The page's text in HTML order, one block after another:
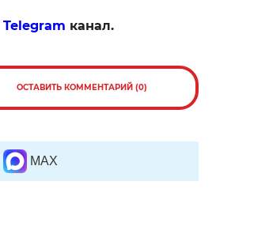
Telegram канал.
ОСТАВИТЬ КОММЕНТАРИЙ (0)
MAX